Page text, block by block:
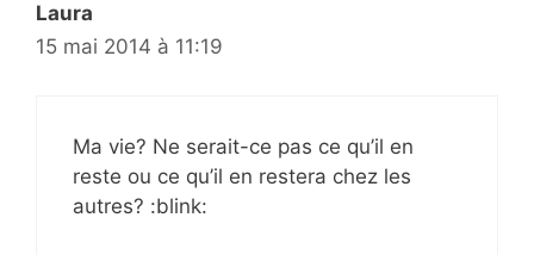
Laura
15 mai 2014 à 11:19
Ma vie? Ne serait-ce pas ce qu’il en
reste ou ce qu’il en restera chez les
autres? :blink: